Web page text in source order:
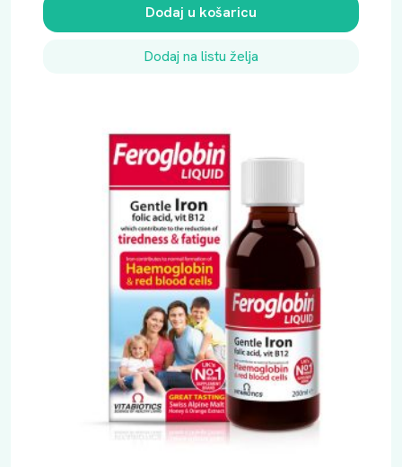
Dodaj u košaricu
Dodaj na listu želja